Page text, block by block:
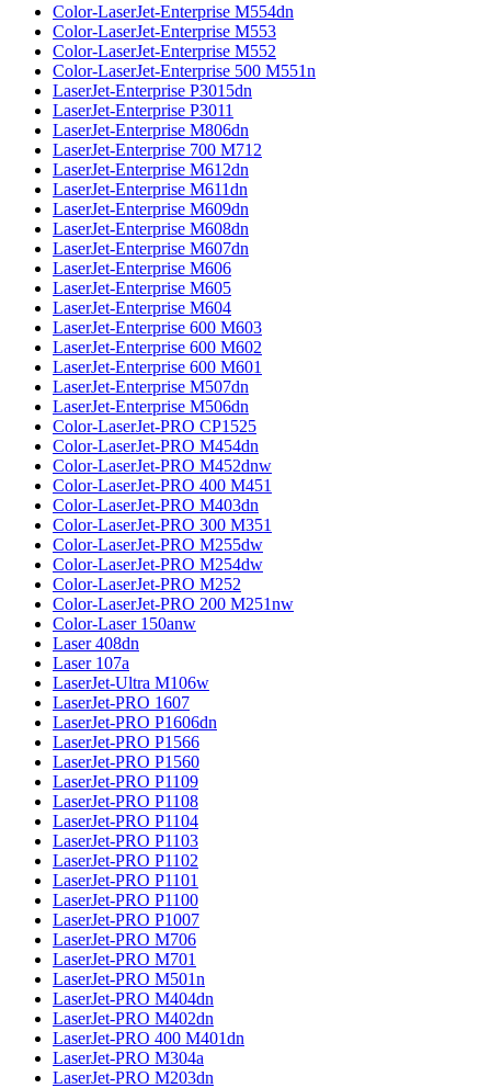
Color-LaserJet-Enterprise M554dn
Color-LaserJet-Enterprise M553
Color-LaserJet-Enterprise M552
Color-LaserJet-Enterprise 500 M551n
LaserJet-Enterprise P3015dn
LaserJet-Enterprise P3011
LaserJet-Enterprise M806dn
LaserJet-Enterprise 700 M712
LaserJet-Enterprise M612dn
LaserJet-Enterprise M611dn
LaserJet-Enterprise M609dn
LaserJet-Enterprise M608dn
LaserJet-Enterprise M607dn
LaserJet-Enterprise M606
LaserJet-Enterprise M605
LaserJet-Enterprise M604
LaserJet-Enterprise 600 M603
LaserJet-Enterprise 600 M602
LaserJet-Enterprise 600 M601
LaserJet-Enterprise M507dn
LaserJet-Enterprise M506dn
Color-LaserJet-PRO CP1525
Color-LaserJet-PRO M454dn
Color-LaserJet-PRO M452dnw
Color-LaserJet-PRO 400 M451
Color-LaserJet-PRO M403dn
Color-LaserJet-PRO 300 M351
Color-LaserJet-PRO M255dw
Color-LaserJet-PRO M254dw
Color-LaserJet-PRO M252
Color-LaserJet-PRO 200 M251nw
Color-Laser 150anw
Laser 408dn
Laser 107a
LaserJet-Ultra M106w
LaserJet-PRO 1607
LaserJet-PRO P1606dn
LaserJet-PRO P1566
LaserJet-PRO P1560
LaserJet-PRO P1109
LaserJet-PRO P1108
LaserJet-PRO P1104
LaserJet-PRO P1103
LaserJet-PRO P1102
LaserJet-PRO P1101
LaserJet-PRO P1100
LaserJet-PRO P1007
LaserJet-PRO M706
LaserJet-PRO M701
LaserJet-PRO M501n
LaserJet-PRO M404dn
LaserJet-PRO M402dn
LaserJet-PRO 400 M401dn
LaserJet-PRO M304a
LaserJet-PRO M203dn